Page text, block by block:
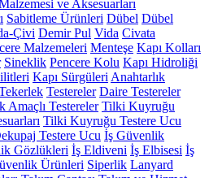
ve Aksesuarları
Sabitleme Ürünleri Dübel Dübel
Çivi Demir Pul Vida Civata
Malzemeleri Menteşe Kapı Kolları
Sineklik Pencere Kolu Kapı Hidroliği
Kapı Sürgüleri Anahtarlık
Testereler Daire Testereler
Amaçlı Testereler Tilki Kuyruğu
Tilki Kuyruğu Testere Ucu
Testere Ucu İş Güvenlik
Gözlükleri İş Eldiveni İş Elbisesi İş
Ürünleri Siperlik Lanyard